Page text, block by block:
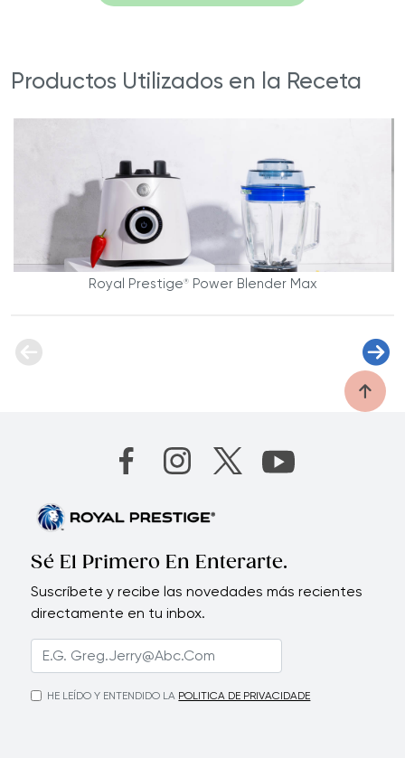
Productos Utilizados en la Receta
Royal Prestige®Power Blender Max
Sé El Primero En Enterarte.
Suscríbete y recibe las novedades más recientes
directamente en tu inbox.
HE LEÍDO Y ENTENDIDO LA POLITICA DE PRIVACIDADE